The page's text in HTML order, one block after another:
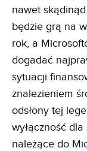
nawet
będzie grą na
rok, a
dogadać
sytuacji
znalezieniem
odsłony tej
wyłączność
należące do